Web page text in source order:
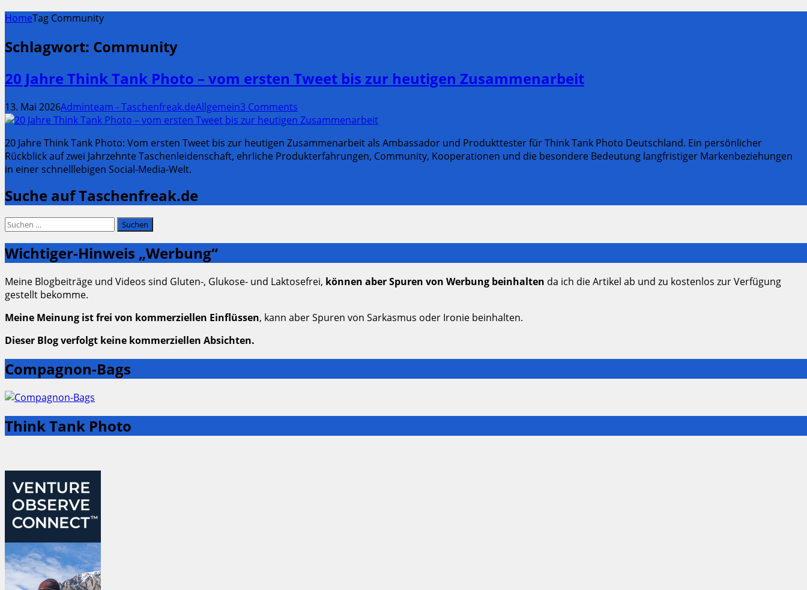
HomeTag Community
Schlagwort: Community
20 Jahre Think Tank Photo – vom ersten Tweet bis zur heutigen Zusammenarbeit
13. Mai 2026Adminteam - Taschenfreak.deAllgemein3 Comments
20 Jahre Think Tank Photo: Vom ersten Tweet bis zur heutigen Zusammenarbeit als Ambassador und Produkttester für Think Tank Photo Deutschland. Ein persönlicher
Rückblick auf zwei Jahrzehnte Taschenleidenschaft, ehrliche Produkterfahrungen, Community, Kooperationen und die besondere Bedeutung langfristiger Markenbeziehungen
in einer schnelllebigen Social-Media-Welt.
Suche auf Taschenfreak.de
Suchen
nach:
Wichtiger-Hinweis „Werbung“
Meine Blogbeiträge und Videos sind Gluten-, Glukose- und Laktosefrei, können aber Spuren von Werbung beinhalten da ich die Artikel ab und zu kostenlos zur Verfügung
gestellt bekomme.
Meine Meinung ist frei von kommerziellen Einflüssen, kann aber Spuren von Sarkasmus oder Ironie beinhalten.
Dieser Blog verfolgt keine kommerziellen Absichten.
Compagnon-Bags
Think Tank Photo